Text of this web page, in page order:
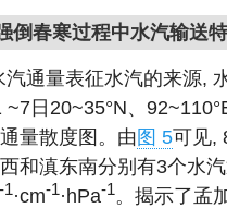
倒春寒过程中水汽输送
汽通量表征水汽的来源,
~7日20~35°N、
量散度图。由图 5可见,
和滇东南分别有3个水
-1·cm-1·hPa-1。揭示了孟